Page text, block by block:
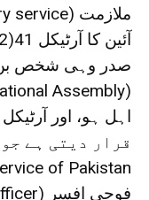
صدر وہی شخص بن